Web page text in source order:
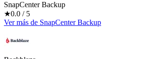
SnapCenter Backup
★0.0 / 5
Ver más de SnapCenter Backup